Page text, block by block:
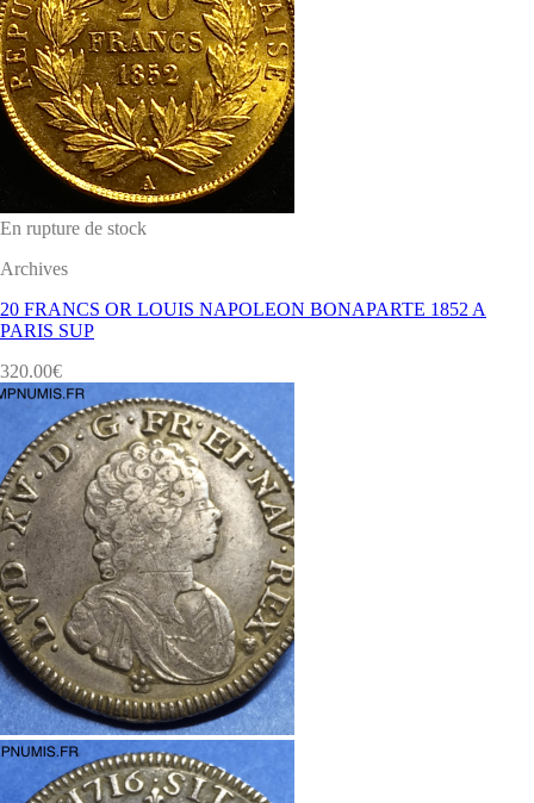
En rupture de stock
Archives
20 FRANCS OR LOUIS NAPOLEON BONAPARTE 1852 A
PARIS SUP
320.00€